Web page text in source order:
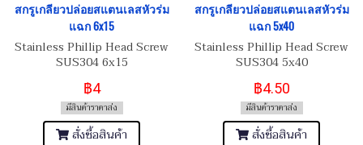
สกรูเกลียวปล่อยสแตนเลสหัวร่ม
แฉก 6x15
Stainless Phillip Head Screw
SUS304 6x15
฿4
มีสินค้าราคาส่ง
สั่งซื้อสินค้า
สกรูเกลียวปล่อยสแตนเลสหัวร่ม
แฉก 5x40
Stainless Phillip Head Screw
SUS304 5x40
฿4.50
มีสินค้าราคาส่ง
สั่งซื้อสินค้า